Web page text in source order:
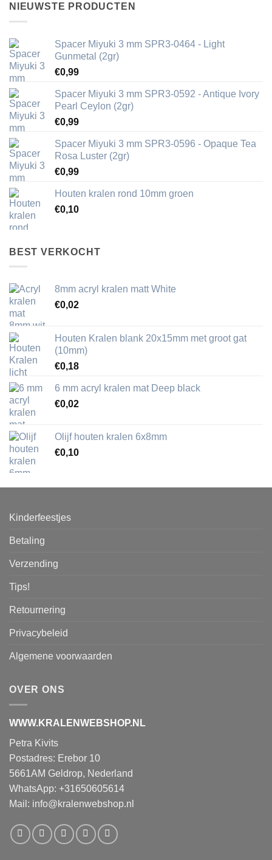
NIEUWSTE PRODUCTEN
Spacer Miyuki 3 mm SPR3-0464 - Light
Gunmetal (2gr)
€0,99
Spacer Miyuki 3 mm SPR3-0592 - Antique Ivory
Pearl Ceylon (2gr)
€0,99
Spacer Miyuki 3 mm SPR3-0596 - Opaque Tea
Rosa Luster (2gr)
€0,99
Houten kralen rond 10mm groen
€0,10
BEST VERKOCHT
8mm acryl kralen matt White
€0,02
Houten Kralen blank 20x15mm met groot gat
(10mm)
€0,18
6 mm acryl kralen mat Deep black
€0,02
Olijf houten kralen 6x8mm
€0,10
Kinderfeestjes
Betaling
Verzending
Tips!
Retournering
Privacybeleid
Algemene voorwaarden
OVER ONS
WWW.KRALENWEBSHOP.NL
Petra Kivits
Postadres: Erebor 10
5661AM Geldrop, Nederland
WhatsApp: +31650605614
Mail: info@kralenwebshop.nl